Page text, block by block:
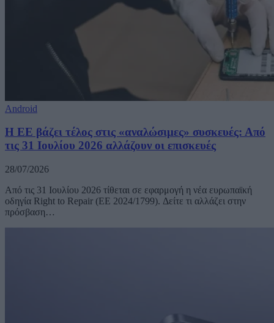
Android
Η ΕΕ βάζει τέλος στις «αναλώσιμες» συσκευές: Από
τις 31 Ιουλίου 2026 αλλάζουν οι επισκευές
28/07/2026
Από τις 31 Ιουλίου 2026 τίθεται σε εφαρμογή η νέα ευρωπαϊκή
οδηγία Right to Repair (ΕΕ 2024/1799). Δείτε τι αλλάζει στην
πρόσβαση…